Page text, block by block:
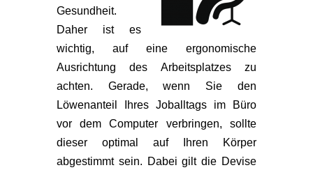
Gesundheit.
Daher ist es
wichtig, auf eine ergonomische
Ausrichtung des Arbeitsplatzes zu
achten. Gerade, wenn Sie den
Löwenanteil Ihres Joballtags im Büro
vor dem Computer verbringen, sollte
dieser optimal auf Ihren Körper
abgestimmt sein. Dabei gilt die Devise